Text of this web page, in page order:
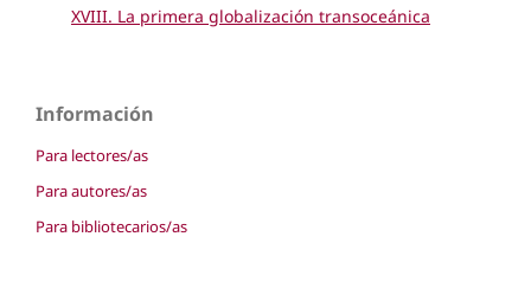
XVIII. La primera globalización transoceánica
Información
Para lectores/as
Para autores/as
Para bibliotecarios/as